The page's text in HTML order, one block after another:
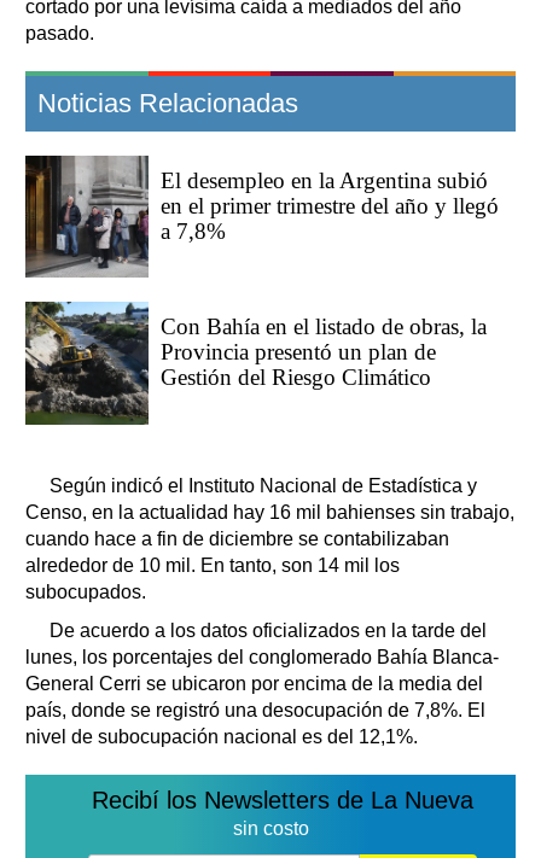
cortado por una levísima caída a mediados del año
pasado.
Noticias Relacionadas
El desempleo en la Argentina subió
en el primer trimestre del año y llegó
a 7,8%
Con Bahía en el listado de obras, la
Provincia presentó un plan de
Gestión del Riesgo Climático
Según indicó el Instituto Nacional de Estadística y
Censo, en la actualidad hay 16 mil bahienses sin trabajo,
cuando hace a fin de diciembre se contabilizaban
alrededor de 10 mil. En tanto, son 14 mil los
subocupados.
De acuerdo a los datos oficializados en la tarde del
lunes, los porcentajes del conglomerado Bahía Blanca-
General Cerri se ubicaron por encima de la media del
país, donde se registró una desocupación de 7,8%. El
nivel de subocupación nacional es del 12,1%.
Recibí los Newsletters de La Nueva
sin costo